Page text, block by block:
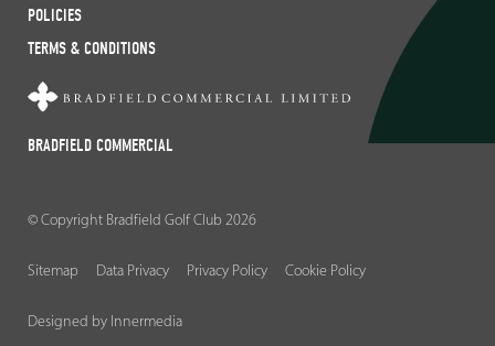
POLICIES
TERMS & CONDITIONS
BRADFIELD COMMERCIAL
© Copyright Bradfield Golf Club 2026
Sitemap Data Privacy Privacy Policy Cookie Policy
Designed by Innermedia